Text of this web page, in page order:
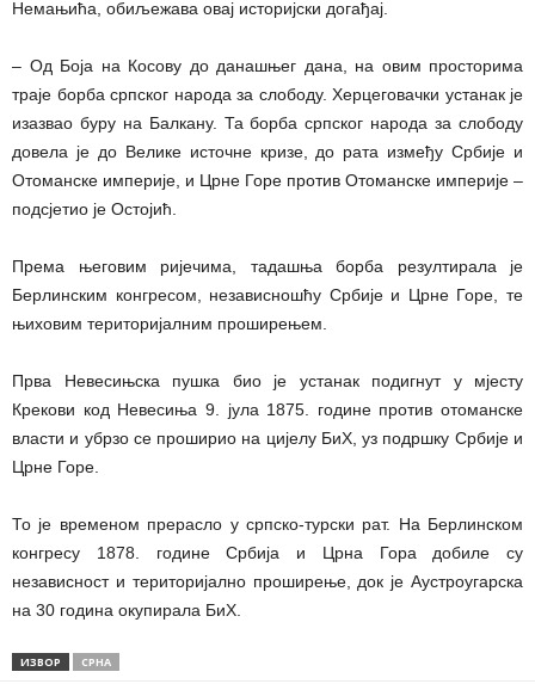
Немањића, обиљежава овај историјски догађај.
– Од Боја на Косову до данашњег дана, на овим просторима
траје борба српског народа за слободу. Херцеговачки устанак је
изазвао буру на Балкану. Та борба српског народа за слободу
довела је до Велике источне кризе, до рата између Србије и
Отоманске империје, и Црне Горе против Отоманске империје –
подсјетио је Остојић.
Према његовим ријечима, тадашња борба резултирала је
Берлинским конгресом, независношћу Србије и Црне Горе, те
њиховим територијалним проширењем.
Прва Невесињска пушка био је устанак подигнут у мјесту
Крекови код Невесиња 9. јула 1875. године против отоманске
власти и убрзо се проширио на цијелу БиХ, уз подршку Србије и
Црне Горе.
То је временом прерасло у српско-турски рат. На Берлинском
конгресу 1878. године Србија и Црна Гора добиле су
независност и територијално проширење, док је Аустроугарска
на 30 година окупирала БиХ.
ИЗВОР СРНА